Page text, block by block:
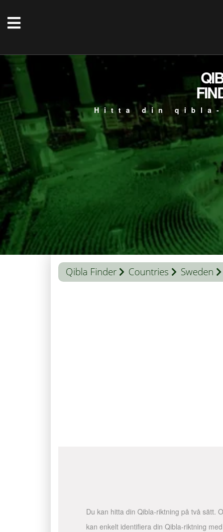
Hitta din
Qibla Finder Countries Sweden
Du kan hitta din Qibla-riktning på två sätt.
kan enkelt identifiera din Qibla-riktning